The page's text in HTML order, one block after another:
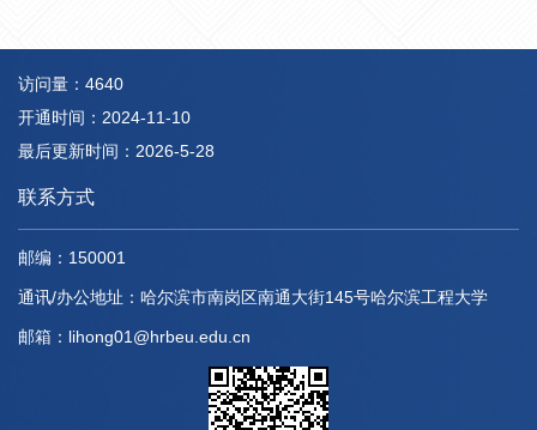
访问量： 4640
开通时间： 2024-11-10
最后更新时间： 2026-5-28
联系方式
邮编： 150001
通讯/办公地址： 哈尔滨市南岗区南通大街145号哈尔滨工程大学
邮箱： lihong01@hrbeu.edu.cn